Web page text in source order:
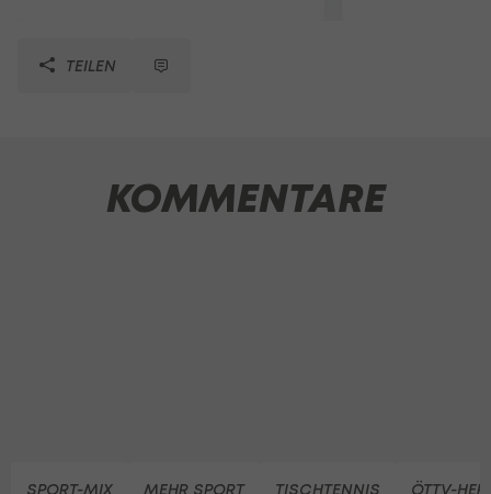
TEILEN
KOMMENTARE
SPORT-MIX MEHR SPORT TISCHTENNIS ÖTTV-